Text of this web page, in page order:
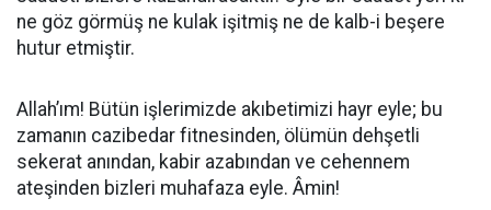
ne göz görmüş ne kulak işitmiş ne de kalb-i beşere
hutur etmiştir.
Allah’ım! Bütün işlerimizde akıbetimizi hayr eyle; bu
zamanın cazibedar fitnesinden, ölümün dehşetli
sekerat anından, kabir azabından ve cehennem
ateşinden bizleri muhafaza eyle. Âmin!